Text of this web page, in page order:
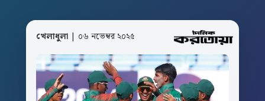
খেলাধুলা | ০৬ নভেম্বর ২০২৫